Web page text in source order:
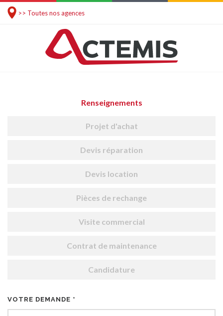
>> Toutes nos agences
Renseignements
Projet d'achat
Devis réparation
Devis location
Pièces de rechange
Visite commercial
Contrat de maintenance
Candidature
VOTRE DEMANDE *